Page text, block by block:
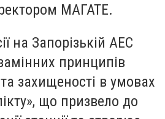
МАГАТЕ.
на Запорізькій АЕС
принципів
захищеності в умовах
що призвело до